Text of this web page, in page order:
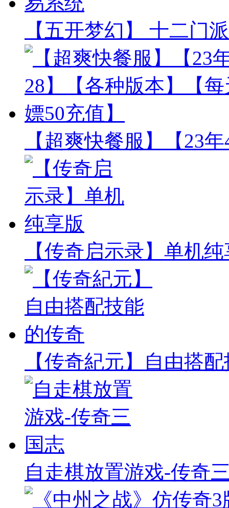
【五开梦幻】 十二门
【超爽快餐服】【23
【传奇启示录】单机
【传奇紀元】自由搭
自走棋放置游戏-传奇